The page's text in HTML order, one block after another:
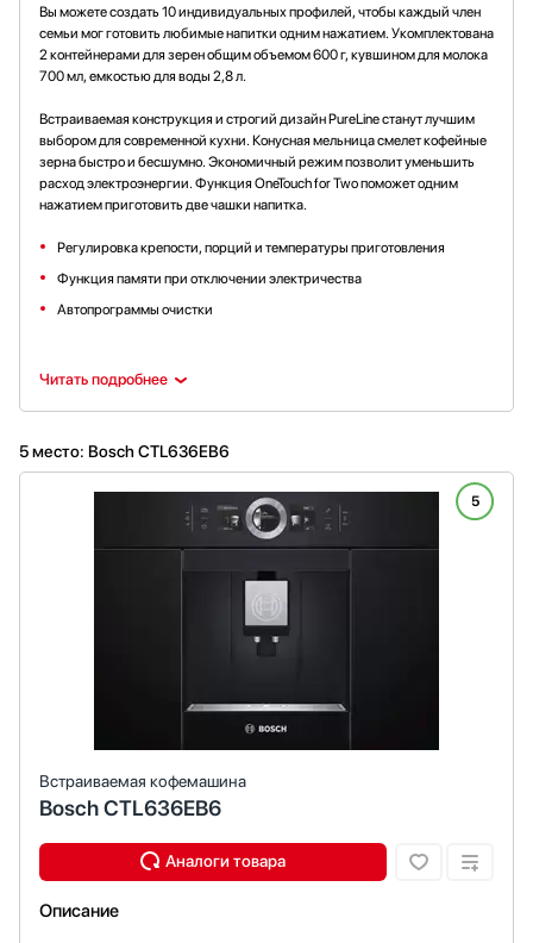
Вы можете создать 10 индивидуальных профилей, чтобы каждый член
семьи мог готовить любимые напитки одним нажатием. Укомплектована
2 контейнерами для зерен общим объемом 600 г, кувшином для молока
700 мл, емкостью для воды 2,8 л.
Встраиваемая конструкция и строгий дизайн PureLine станут лучшим
выбором для современной кухни. Конусная мельница смелет кофейные
зерна быстро и бесшумно. Экономичный режим позволит уменьшить
расход электроэнергии. Функция OneTouch for Two поможет одним
нажатием приготовить две чашки напитка.
Регулировка крепости, порций и температуры приготовления
Функция памяти при отключении электричества
Автопрограммы очистки
Читать подробнее
5 место: Bosch CTL636EB6
5
Встраиваемая кофемашина
Bosch CTL636EB6
Описание